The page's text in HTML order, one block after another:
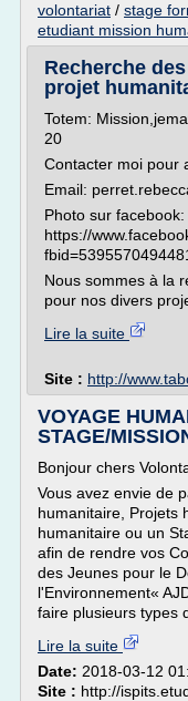
volontariat / stage
etudiant mission
Recherche
projet
Totem:
20
Contacter moi pour
Email:
Photo sur facebook:
https://
Nous sommes à la
pour nos divers
Lire la suite
Site : http://
VOYAGE
STAGE/
Bonjour chers
Vous avez envie de
humanitaire, Projets
humanitaire ou un
afin de rendre vos
des Jeunes pour le
l'Environnement«
faire plusieurs types
Lire la suite
Date: 2018-03-12
Site : http://